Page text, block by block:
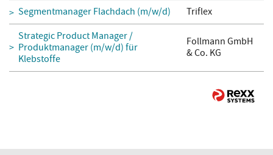
Segmentmanager Flachdach (m/w/d)
Triflex
Strategic Product Manager /
Produktmanager (m/w/d) für
Klebstoffe
Follmann GmbH
& Co. KG